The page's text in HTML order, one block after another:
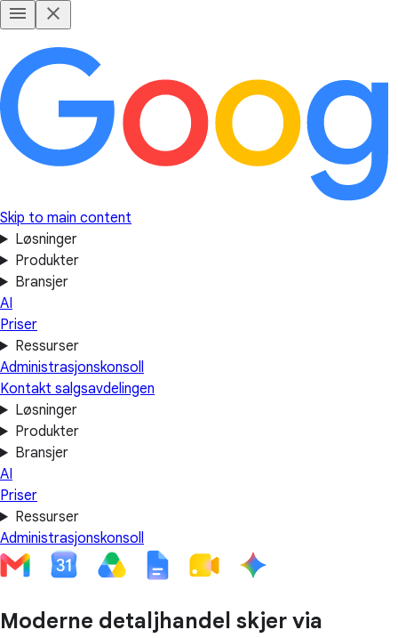
Skip to main content
Løsninger
Produkter
Bransjer
AI
Priser
Ressurser
Administrasjonskonsoll
Kontakt salgsavdelingen
Løsninger
Produkter
Bransjer
AI
Priser
Ressurser
Administrasjonskonsoll
Moderne detaljhandel skjer via